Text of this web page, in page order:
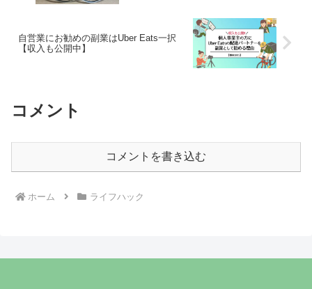
自営業にお勧めの副業はUber Eats一択
【収入も公開中】
コメント
コメントを書き込む
ホーム ライフハック